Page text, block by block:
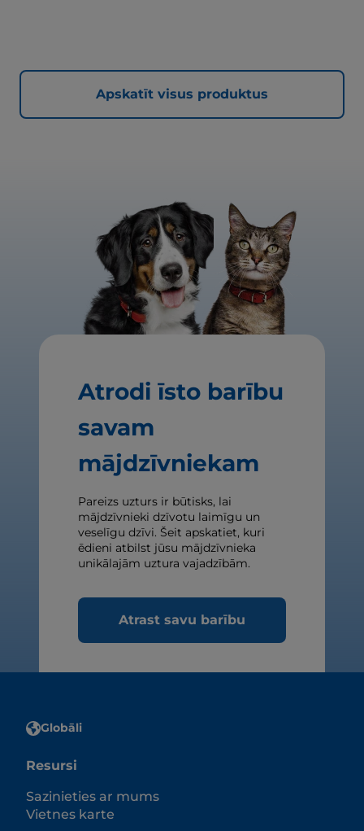
Apskatīt visus produktus
Atrodi īsto barību
savam
mājdzīvniekam
Pareizs uzturs ir būtisks, lai
mājdzīvnieki dzīvotu laimīgu un
veselīgu dzīvi. Šeit apskatiet, kuri
ēdieni atbilst jūsu mājdzīvnieka
unikālajām uztura vajadzībām.
Atrast savu barību
Globāli
Resursi
Sazinieties ar mums
Vietnes karte